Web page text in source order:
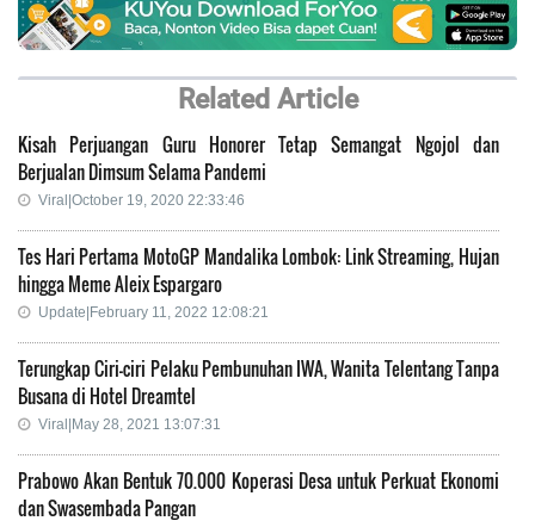
Related Article
Kisah Perjuangan Guru Honorer Tetap Semangat Ngojol dan
Berjualan Dimsum Selama Pandemi
Viral|October 19, 2020 22:33:46
Tes Hari Pertama MotoGP Mandalika Lombok: Link Streaming, Hujan
hingga Meme Aleix Espargaro
Update|February 11, 2022 12:08:21
Terungkap Ciri-ciri Pelaku Pembunuhan IWA, Wanita Telentang Tanpa
Busana di Hotel Dreamtel
Viral|May 28, 2021 13:07:31
Prabowo Akan Bentuk 70.000 Koperasi Desa untuk Perkuat Ekonomi
dan Swasembada Pangan